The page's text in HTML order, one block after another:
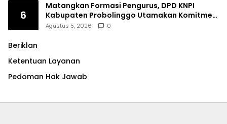
6
Matangkan Formasi Pengurus, DPD KNPI
Kabupaten Probolinggo Utamakan Komitmen
dan Kinerja
Agustus 5, 2026 0
Beriklan
Ketentuan Layanan
Pedoman Hak Jawab